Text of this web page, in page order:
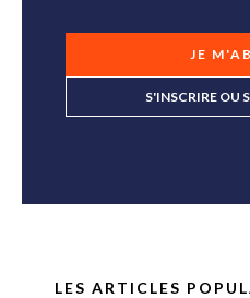
JE
S'INSCRIRE OU
LES ARTICLES